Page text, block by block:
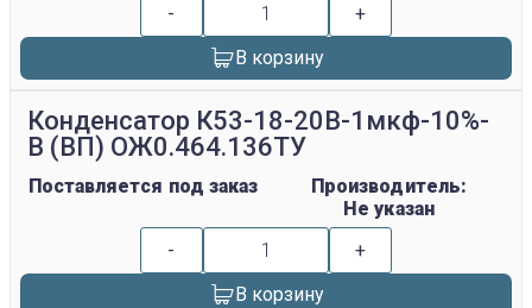
-
+
В корзину
Конденсатор К53-18-20В-1мкф-10%-
В (ВП) ОЖ0.464.136ТУ
Поставляется под заказ
Производитель:
Не указан
-
+
В корзину